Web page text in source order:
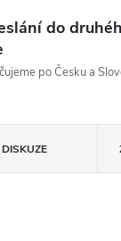
do
po Česku a
DISKUZE